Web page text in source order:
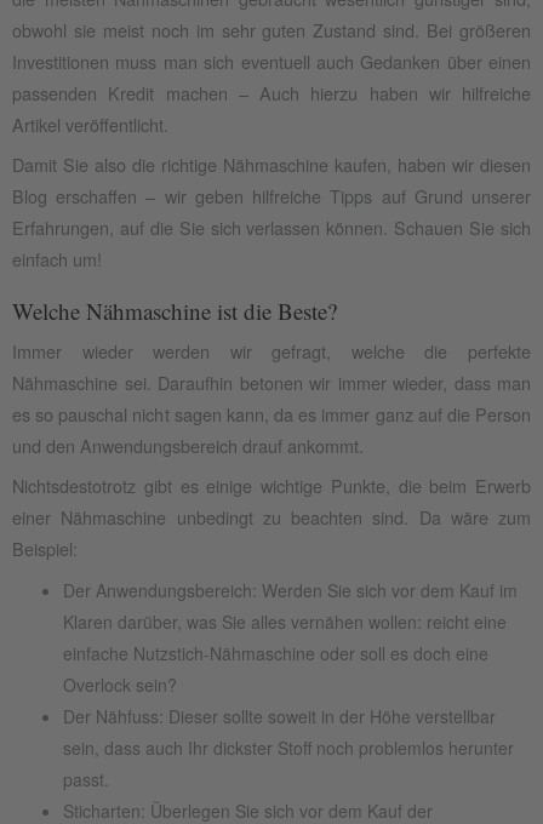
obwohl sie meist noch im sehr guten Zustand sind. Bei größeren
Investitionen muss man sich eventuell auch Gedanken über einen
passenden Kredit machen – Auch hierzu haben wir hilfreiche
Artikel veröffentlicht.
Damit Sie also die richtige Nähmaschine kaufen, haben wir diesen
Blog erschaffen – wir geben hilfreiche Tipps auf Grund unserer
Erfahrungen, auf die Sie sich verlassen können. Schauen Sie sich
einfach um!
Welche Nähmaschine ist die Beste?
Immer wieder werden wir gefragt, welche die perfekte
Nähmaschine sei. Daraufhin betonen wir immer wieder, dass man
es so pauschal nicht sagen kann, da es immer ganz auf die Person
und den Anwendungsbereich drauf ankommt.
Nichtsdestotrotz gibt es einige wichtige Punkte, die beim Erwerb
einer Nähmaschine unbedingt zu beachten sind. Da wäre zum
Beispiel:
Der Anwendungsbereich: Werden Sie sich vor dem Kauf im
Klaren darüber, was Sie alles vernähen wollen: reicht eine
einfache Nutzstich-Nähmaschine oder soll es doch eine
Overlock sein?
Der Nähfuss: Dieser sollte soweit in der Höhe verstellbar
sein, dass auch Ihr dickster Stoff noch problemlos herunter
passt.
Sticharten: Überlegen Sie sich vor dem Kauf der